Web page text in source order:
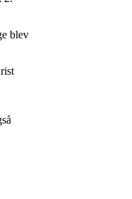
blev